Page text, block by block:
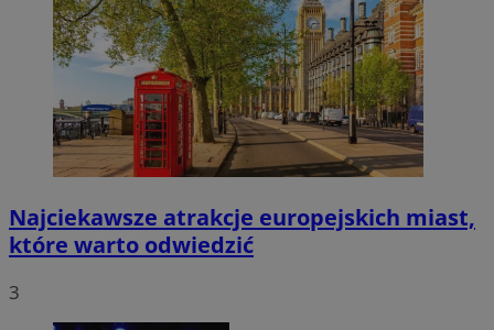
Najciekawsze atrakcje europejskich miast,
które warto odwiedzić
3